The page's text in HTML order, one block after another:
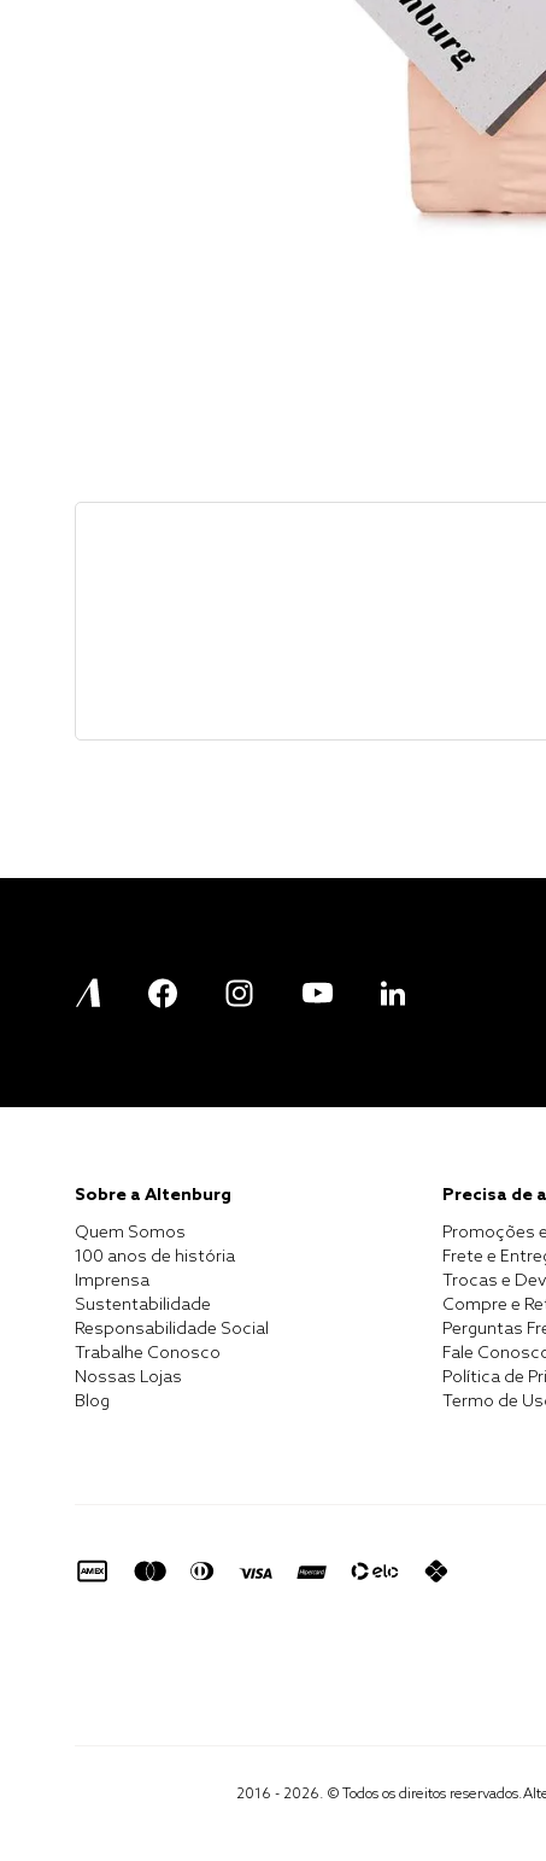
Sobre a Altenburg
Quem Somos
100 anos de história
Imprensa
Sustentabilidade
Responsabilidade Social
Trabalhe Conosco
Nossas Lojas
Blog
Precisa de
Promoções
Frete e
Trocas e
Compre e
Perguntas
Fale
Política de
Termo de
2016 - 2026. © Todos os direitos